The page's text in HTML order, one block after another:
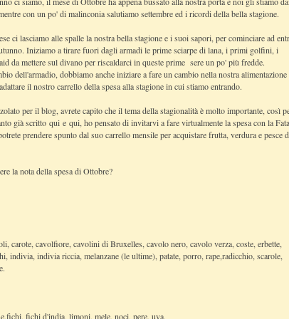
con un po' di malinconia salutiamo settembre ed i ricordi della bella stagione.
ci lasciamo alle spalle la nostra bella stagione e i suoi sapori, per cominciare ad
Iniziamo a tirare fuori dagli armadi le prime sciarpe di lana, i primi golfini, i
da mettere sul divano per riscaldarci in queste prime sere un po' più fredde.
dell'armadio, dobbiamo anche iniziare a fare un cambio nella nostra alimentazione
il nostro carrello della spesa alla stagione in cui stiamo entrando.
per il blog, avrete capito che il tema della stagionalità è molto importante, così
già scritto qui e qui , ho pensato di invitarvi a fare virtualmente la spesa con la
prendere spunto dal suo carrello mensile per acquistare frutta, verdura e pesce
la nota della spesa di Ottobre?
carote, cavolfiore, cavolini di Bruxelles, cavolo nero, cavolo verza, coste, erbette,
indivia, indivia riccia, melanzane (le ultime), patate, porro, rape,radicchio, scarole,
fichi d'india, limoni, mele, noci, pere, uva.